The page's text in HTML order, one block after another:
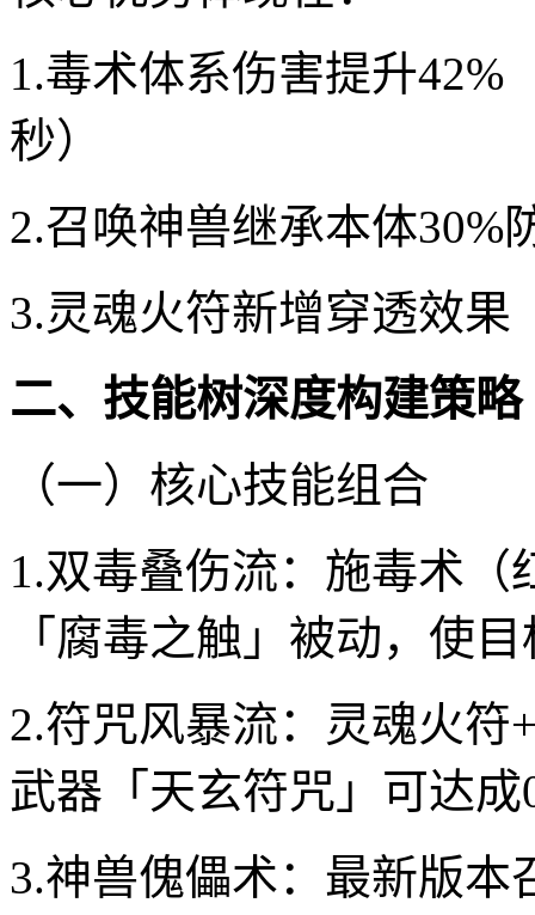
1.毒术体系伤害提升42%
秒）
2.召唤神兽继承本体30%
3.灵魂火符新增穿透效果
二、技能树深度构建策略
（一）核心技能组合
1.双毒叠伤流：施毒术
「腐毒之触」被动，使
2.符咒风暴流：灵魂火符
武器「天玄符咒」可达
3.神兽傀儡术：最新版本